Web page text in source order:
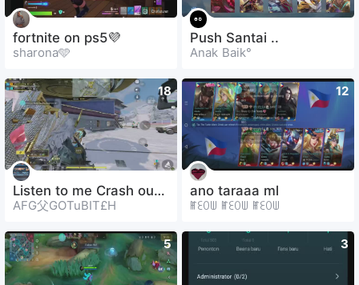
fortnite on ps5💜
sharona🩵
Push Santai ..
Anak Baik°
18
Listen to me Crash out 🤯😏🤣
AFG父GOTuBIT£H
12
ano taraaa ml
ꂵꏂꄲꅐ ꂵꏂꄲꅐ ꂵꏂꄲꅐ
5 3